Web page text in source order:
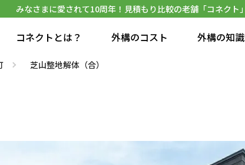
みなさまに愛されて10周年！見積もり比較の老舗「コネクト」
コネクトとは？ 外構のコスト 外構の知識
芝山整地解体（合）